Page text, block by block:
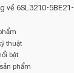
về 6SL3210-
thuật
bật
phẩm